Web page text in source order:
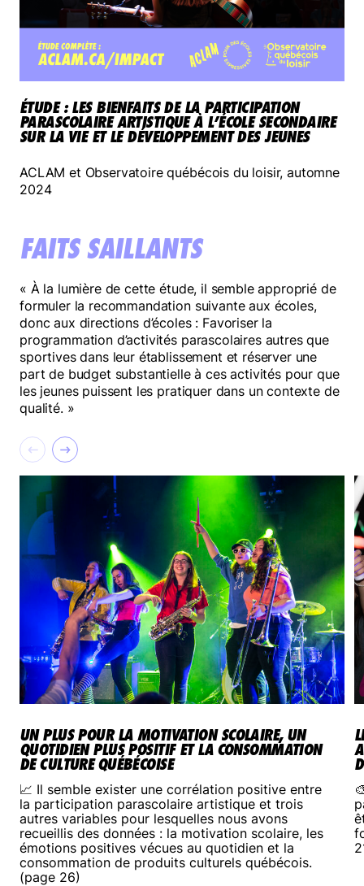
Mélomanes
Faire un don
ÉTUDE : LES BIENFAITS DE LA PARTICIPATION
PARASCOLAIRE ARTISTIQUE À L’ÉCOLE SECONDAIRE
SUR LA VIE ET LE DÉVELOPPEMENT DES JEUNES
ACLAM et Observatoire québécois du loisir, automne
2024
FAITS SAILLANTS
« À la lumière de cette étude, il semble approprié de
formuler la recommandation suivante aux écoles,
donc aux directions d’écoles : Favoriser la
programmation d’activités parascolaires autres que
sportives dans leur établissement et réserver une
part de budget substantielle à ces activités pour que
les jeunes puissent les pratiquer dans un contexte de
qualité. »
UN PLUS POUR LA MOTIVATION SCOLAIRE, UN
QUOTIDIEN PLUS POSITIF ET LA CONSOMMATION
DE CULTURE QUÉBÉCOISE
📈 Il semble exister une corrélation positive entre
la participation parascolaire artistique et trois
autres variables pour lesquelles nous avons
recueillis des données : la motivation scolaire, les
émotions positives vécues au quotidien et la
consommation de produits culturels québécois.
(page 26)